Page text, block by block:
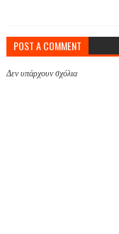
POST A COMMENT
Δεν υπάρχουν σχόλια